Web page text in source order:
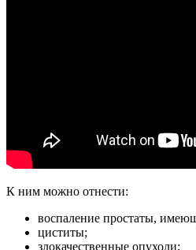
К ним можно отнести:
воспаление простаты,
циститы;
злокачественные опухоли;